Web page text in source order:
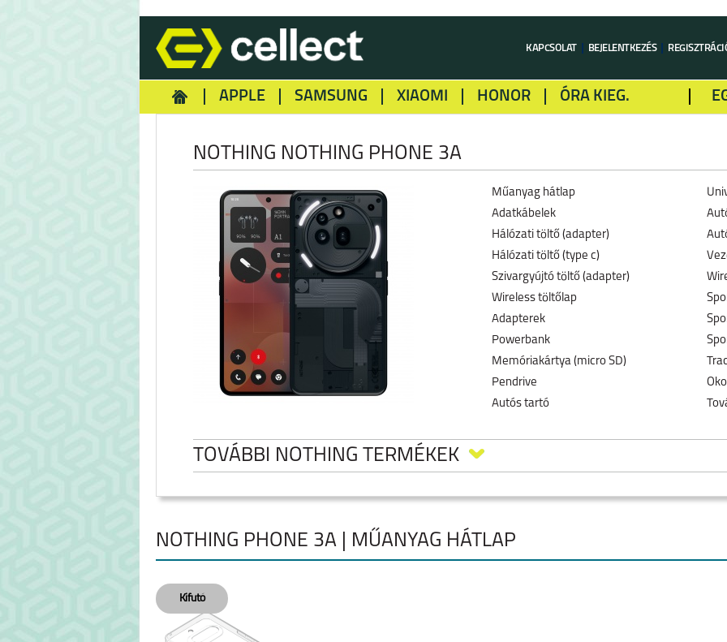
KAPCSOLAT BEJELENTKEZÉS
APPLE SAMSUNG XIAOMI HONOR ÓRA KIEG.
NOTHING NOTHING PHONE 3A
Műanyag hátlap
Adatkábelek
Hálózati töltő (adapter)
Hálózati töltő (type c)
Szivargyújtó töltő (adapter)
Wireless töltőlap
Adapterek
Powerbank
Memóriakártya (micro SD)
Pendrive
Autós tartó
TOVÁBBI NOTHING TERMÉKEK
NOTHING PHONE 3A
PRO
NOTHING PHONE 3A | MŰANYAG HÁTLAP